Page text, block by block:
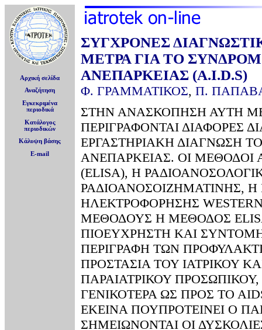
Αρχική σελίδα
Αναζήτηση
Εγκεκριμένα
περιοδικά
Κατάλογος
περιοδικών
Κάλυψη βάσης
E-mail
ΣΥΓΧΡΟΝΕΣ
ΜΕΤΡΑ ΓΙΑ ΤΟ
ΑΝΕΠΑΡΚΕΙΑΣ (A.I.D.S)
Φ. ΓΡΑΜΜΑΤΙΚΟΣ, Π.
ΣΤΗΝ ΑΝΑΣΚΟΠΗΣΗ ΑΥΤΗ
ΠΕΡΙΓΡΑΦΟΝΤΑΙ ΔΙΑΦΟΡΕΣ
ΕΡΓΑΣΤΗΡΙΑΚΗ ΔΙΑΓΝΩΣΗ
ΑΝΕΠΑΡΚΕΙΑΣ. ΟΙ
(ELISA), H
ΡΑΔΙΟΑΝΟΣΟΙΖΗΜΑΤΙΝΗΣ,
ΗΛΕΚΤΡΟΦΟΡΗΣΗΣ
ΜΕΘΟΔΟΥΣ Η ΜΕΘΟΔΟΣ
ΠΙΟΕΥΧΡΗΣΤΗ ΚΑΙ
ΠΕΡΙΓΡΑΦΗ ΤΩΝ
ΠΡΟΣΤΑΣΙΑ ΤΟΥ ΙΑΤΡΙΚΟΥ
ΠΑΡΑΙΑΤΡΙΚΟΥ
ΓΕΝΙΚΟΤΕΡΑ ΩΣ ΠΡΟΣ ΤΟ
ΕΚΕΙΝΑ ΠΟΥΠΡΟΤΕΙΝΕΙ Ο
ΣΗΜΕΙΩΝΟΝΤΑΙ ΟΙ